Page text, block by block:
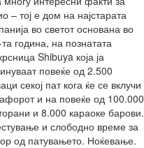
– тој е дом на најстарата
во светот основана во
година, на познатата
Shibuya која ја
повеќе од 2.500
секој пат кога ќе се вклучи
и на повеќе од 100.000
и 8.000 караоке барови.
и слободно време за
од патувањето. Ноќевање.